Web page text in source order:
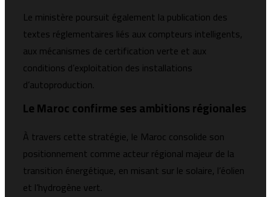
Le ministère poursuit également la publication des
textes réglementaires liés aux compteurs intelligents,
aux mécanismes de certification verte et aux
conditions d’exploitation des installations
d’autoproduction.
Le Maroc confirme ses ambitions régionales
À travers cette stratégie, le Maroc consolide son
positionnement comme acteur régional majeur de la
transition énergétique, en misant sur le solaire, l’éolien
et l’hydrogène vert.